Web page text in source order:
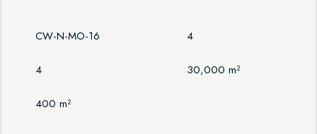
CW-N-MO-16 4
4 30,000 m²
400 m²